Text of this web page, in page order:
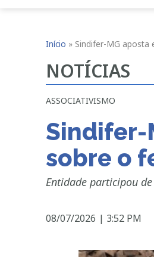
Início » Sindifer-MG aposta
NOTÍCIAS
ASSOCIATIVISMO
Sindifer-
sobre o
Entidade participou
08/07/2026 | 3:52 PM